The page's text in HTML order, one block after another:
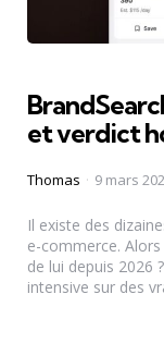
et verdict
Posted
Thomas 9 mars
Il existe des
e-commerce.
de lui depuis 2026
intensive sur des